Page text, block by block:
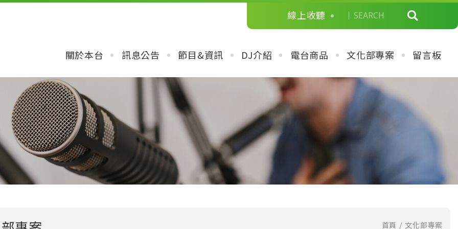
線上收聽
關於本台 訊息公告 節目&資訊 DJ介紹 電台商品 文化部專案 留言板
首頁 文化部專案